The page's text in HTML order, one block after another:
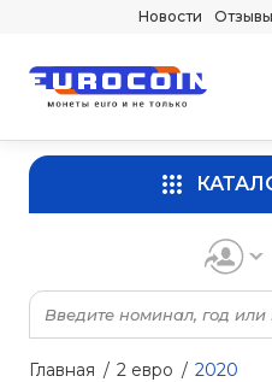
Новости Отзывы
Главная 2 евро 2020